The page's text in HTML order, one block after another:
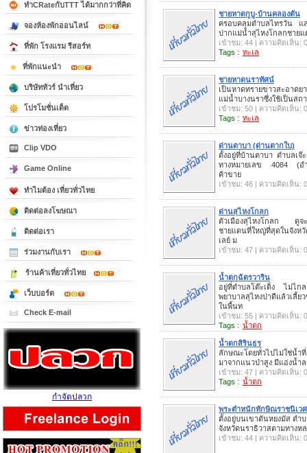
ชายหาดกูบู-บ้านคลองตัน
ครอบคลุมตำบลไทรวัน แ
ปากแม่น้ำสุไหงโกลกชายแ
เข้าชม: 44 | ความคิดเห็น: 0
Tags : ทะเล
ชายหาดนราทัศน์
เป็นหาดทรายขาวสะอาด
แม่น้ำบางนราซึ่งใช้เป็นส
เข้าชม: 50 | ความคิดเห็น: 0
Tags : ทะเล
ด่านตาบา (ด่านตากใบ)
ตั้งอยู่ที่บ้านตาบา ตำบลเจ๊
ทางหมายเลข 4084 (อำ
ค้าขาย
เข้าชม: 46 | ความคิดเห็น: 0
ด่านสุไหงโกลก
ตัวเมืองสุไหงโกลก ดูจะ
ชายแดนที่ใหญ่ที่สุดในจังห
เลย์ ม
เข้าชม: 47 | ความคิดเห็น: 0
น้ำตกฉัตรวาริน
อยู่ที่ตำบลโต๊ะเด็ง ไม่ไก
พยาบาลสุไหงปาดีแล้วเลี้ย
ในพื้นท
เข้าชม: 55 | ความคิดเห็น: 0
Tags : น้ำตก
น้ำตกสิรินธร
ลักษณะโดยทั่วไปไม่ใช่น้ำ
มาจากแนวป่าสูง มีแอ่งน้ำ
เข้าชม: 47 | ความคิดเห็น: 0
Tags : น้ำตก
พระตำหนักทักษิณราชนิเว
ตั้งอยู่บนเขาตันหยงมัส ตำ
จังหวัดนราธิวาสตามทางห
เข้าชม: 44 | ความคิดเห็น: 0
ทำCRateกับTTT ได้มากกว่าที่คิด
จองห้องพักออนไลน์
ที่พัก โรงแรม รีสอร์ท
ที่พักแนะนำ
บริษัททัวร์ นำเที่ยว
โปรโมชั่นเด็ด
ข่าวท่องเที่ยว
Clip VDO
Game Online
ทำไมต้อง เที่ยวทั่วไทย
ติดต่อลงโฆษณา
ติดต่อเรา
ร่วมงานกับเรา
ร้านค้าเที่ยวทั่วไทย
เว็บบอร์ด
Check E-mail
กำจัดปลวก